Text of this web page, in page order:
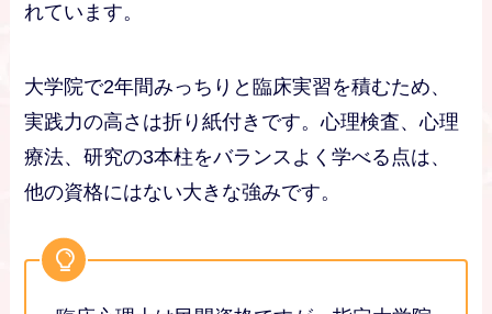
れています。
大学院で2年間みっちりと臨床実習を積むため、
実践力の高さは折り紙付きです。心理検査、心理
療法、研究の3本柱をバランスよく学べる点は、
他の資格にはない大きな強みです。